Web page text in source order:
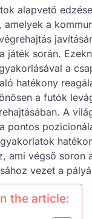
alapvető
amelyek a
játék során.
a
hatékony
a futók
A
pontos
ami végső soron
vezet a
the article: